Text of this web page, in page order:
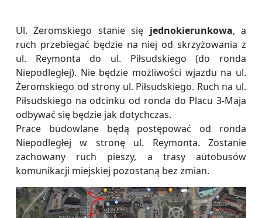
Ul. Żeromskiego stanie się jednokierunkowa, a
ruch przebiegać będzie na niej od skrzyżowania z
ul. Reymonta do ul. Piłsudskiego (do ronda
Niepodległej). Nie będzie możliwości wjazdu na ul.
Żeromskiego od strony ul. Piłsudskiego. Ruch na ul.
Piłsudskiego na odcinku od ronda do Placu 3-Maja
odbywać się będzie jak dotychczas.
Prace budowlane będą postępować od ronda
Niepodległej w stronę ul. Reymonta. Zostanie
zachowany ruch pieszy, a trasy autobusów
komunikacji miejskiej pozostaną bez zmian.